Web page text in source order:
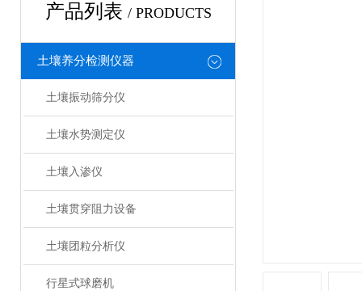
产品列表 / PRODUCTS
土壤养分检测仪器
土壤振动筛分仪
土壤水势测定仪
土壤入渗仪
土壤贯穿阻力设备
土壤团粒分析仪
行星式球磨机